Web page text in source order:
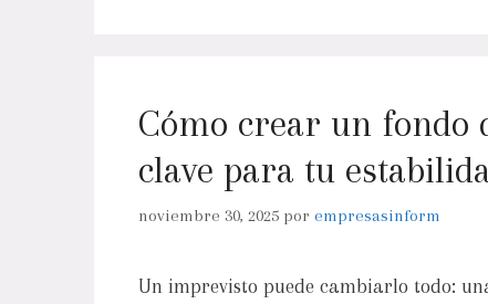
Cómo crear un fondo
clave para tu
noviembre 30, 2025 por empresasinform
Un imprevisto puede cambiarlo todo: